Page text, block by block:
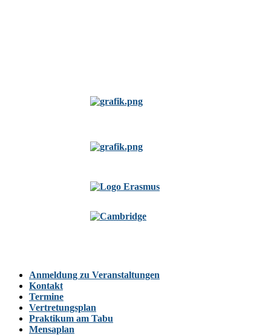
Anmeldung zu Veranstaltungen
Kontakt
Termine
Vertretungsplan
Praktikum am Tabu
Mensaplan